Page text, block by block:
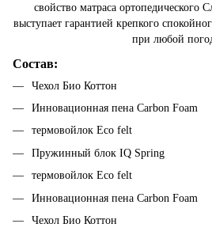
свойство матраса ортопедического
выступает гарантией крепкого
при любой
Состав:
Чехол Био Коттон
Инновационная пена Carbon Foam
термовойлок Eco felt
Пружинный блок IQ Spring
термовойлок Eco felt
Инновационная пена Carbon Foam
Чехол Био Коттон